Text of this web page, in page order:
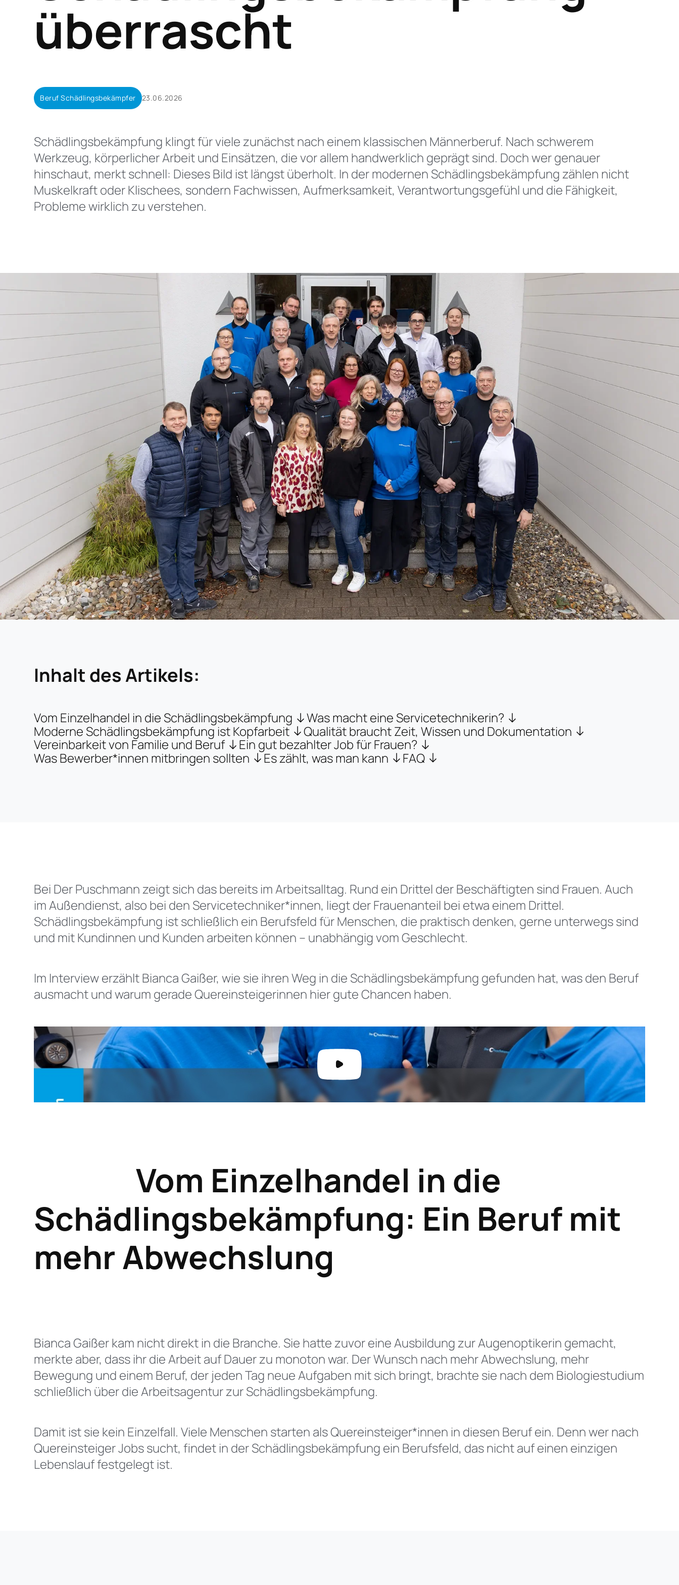
Eichenprozessionsspinner Bekämpfung
überrascht
Beruf Schädlingsbekämpfer 23.06.2026
Schädlingsbekämpfung klingt für viele zunächst nach einem klassischen Männerberuf. Nach schwerem
Werkzeug, körperlicher Arbeit und Einsätzen, die vor allem handwerklich geprägt sind. Doch wer genauer
hinschaut, merkt schnell: Dieses Bild ist längst überholt. In der modernen Schädlingsbekämpfung zählen nicht
Muskelkraft oder Klischees, sondern Fachwissen, Aufmerksamkeit, Verantwortungsgefühl und die Fähigkeit,
Probleme wirklich zu verstehen.
Inhalt des Artikels:
Vom Einzelhandel in die Schädlingsbekämpfung
Was macht eine Servicetechnikerin?
Moderne Schädlingsbekämpfung ist Kopfarbeit
Qualität braucht Zeit, Wissen und Dokumentation
Vereinbarkeit von Familie und Beruf
Ein gut bezahlter Job für Frauen?
Was Bewerber*innen mitbringen sollten
Es zählt, was man kann FAQ
Bei Der Puschmann zeigt sich das bereits im Arbeitsalltag. Rund ein Drittel der Beschäftigten sind Frauen. Auch
im Außendienst, also bei den Servicetechniker*innen, liegt der Frauenanteil bei etwa einem Drittel.
Schädlingsbekämpfung ist schließlich ein Berufsfeld für Menschen, die praktisch denken, gerne unterwegs sind
und mit Kundinnen und Kunden arbeiten können – unabhängig vom Geschlecht.
Im Interview erzählt Bianca Gaißer, wie sie ihren Weg in die Schädlingsbekämpfung gefunden hat, was den Beruf
ausmacht und warum gerade Quereinsteigerinnen hier gute Chancen haben.
Vom Einzelhandel in die
Schädlingsbekämpfung: Ein Beruf mit
mehr Abwechslung
Bianca Gaißer kam nicht direkt in die Branche. Sie hatte zuvor eine Ausbildung zur Augenoptikerin gemacht,
merkte aber, dass ihr die Arbeit auf Dauer zu monoton war. Der Wunsch nach mehr Abwechslung, mehr
Bewegung und einem Beruf, der jeden Tag neue Aufgaben mit sich bringt, brachte sie nach dem Biologiestudium
schließlich über die Arbeitsagentur zur Schädlingsbekämpfung.
Damit ist sie kein Einzelfall. Viele Menschen starten als Quereinsteiger*innen in diesen Beruf ein. Denn wer nach
Quereinsteiger Jobs sucht, findet in der Schädlingsbekämpfung ein Berufsfeld, das nicht auf einen einzigen
Lebenslauf festgelegt ist.